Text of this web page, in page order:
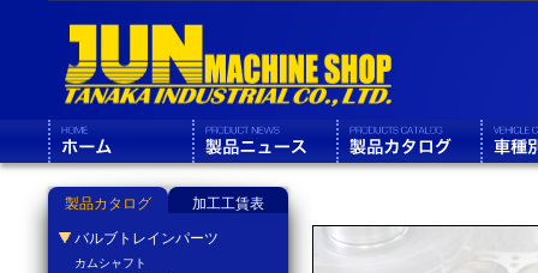
製品カタログ 加工工賃表
バルブトレインパーツ
カムシャフト